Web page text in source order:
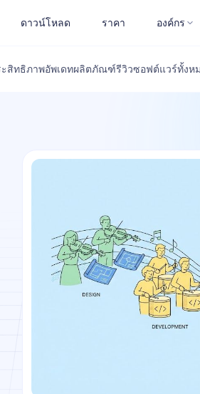
ดาวน์โหลด ราคา องค์กร
สิทธิภาพอัพเดทผลิตภัณฑ์รีวิวซอฟต์แวร์ทั้งห